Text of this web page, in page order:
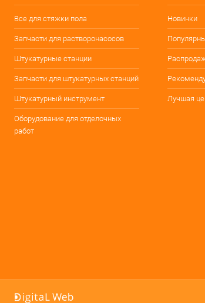
Все для стяжки пола
Запчасти для растворонасосов
Штукатурные станции
Запчасти для штукатурных станций
Штукатурный инструмент
Оборудование для отделочных
работ
Новинки
Лучшая